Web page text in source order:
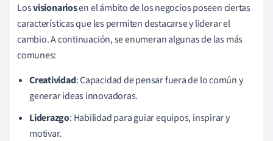
Losvisionariosen el ámbito de los negocios poseen ciertas
características que les permiten destacarse y liderar el
cambio. A continuación, se enumeran algunas de las más
comunes:
Creatividad: Capacidad de pensar fuera de lo común y
generar ideas innovadoras.
Liderazgo: Habilidad para guiar equipos, inspirar y
motivar.